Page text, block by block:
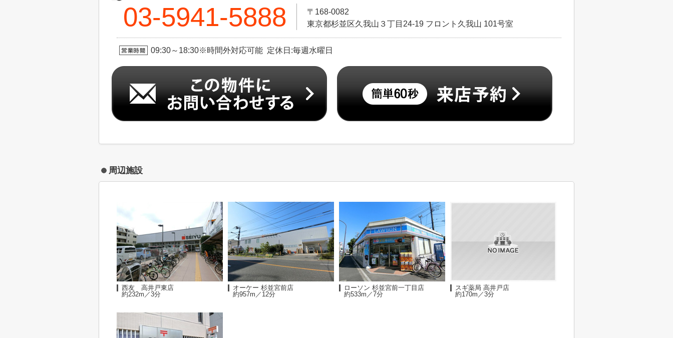
03-5941-5888
〒168-0082
東京都杉並区久我山３丁目24-19 フロント久我山 101号室
09:30～18:30※時間外対応可能 定休日:毎週水曜日
周辺施設
西友 高井戸東店
約232m／3分
オーケー 杉並宮前店
約957m／12分
ローソン 杉並宮前一丁目店
約533m／7分
スギ薬局 高井戸店
約170m／3分